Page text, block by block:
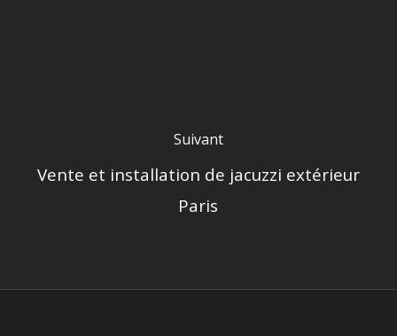
Suivant
Vente et installation de jacuzzi extérieur
Paris